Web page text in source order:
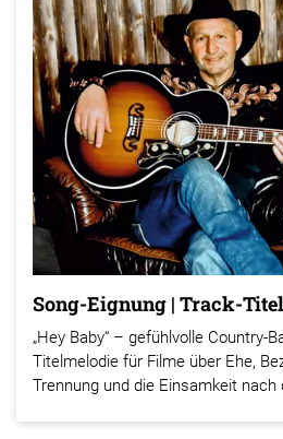
Song-Eignung | Track-
„Hey Baby“ – gefühlvolle Country-
Titelmelodie für Filme über Ehe,
Trennung und die Einsamkeit nach